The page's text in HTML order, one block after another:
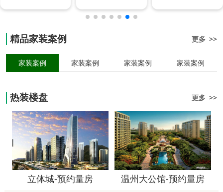
精品家装案例 更多 >>
家装案例 家装案例 家装案例 家装案例
热装楼盘 更多 >>
立体城-预约量房 温州大公馆-预约量房